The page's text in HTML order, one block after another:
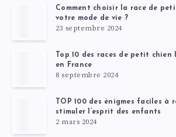
Comment choisir la race de
votre mode de vie ?
23 septembre 2024
Top 10 des races de petit
en France
8 septembre 2024
TOP 100 des énigmes faciles à
stimuler l’esprit des enfants
2 mars 2024